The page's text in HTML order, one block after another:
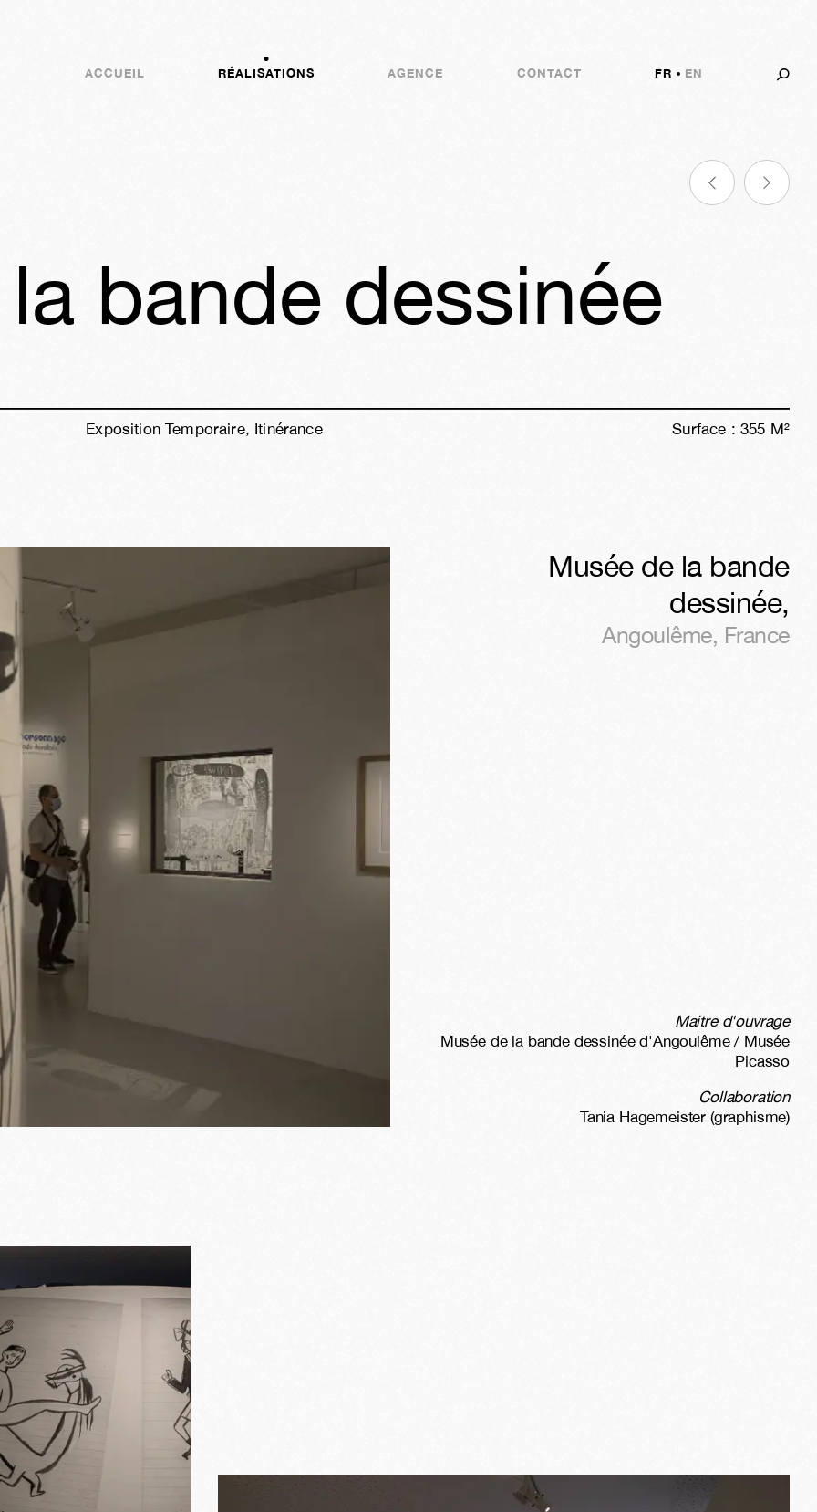
ACCUEIL RÉALISATIONS AGENCE CONTACT FR EN
bande dessinée
Exposition Temporaire, Itinérance Surface : 355 M²
Musée de la bande
dessinée,
Angoulême, France
Maitre d'ouvrage
Musée de la bande dessinée d'Angoulême / Musée
Picasso
Collaboration
Tania Hagemeister (graphisme)